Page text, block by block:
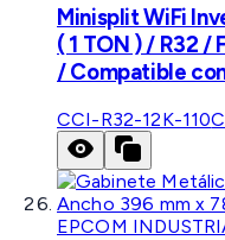
Minisplit WiFi
( 1 TON ) / R32 /
/ Compatible
CCI-R32-12K-110
EPCOM